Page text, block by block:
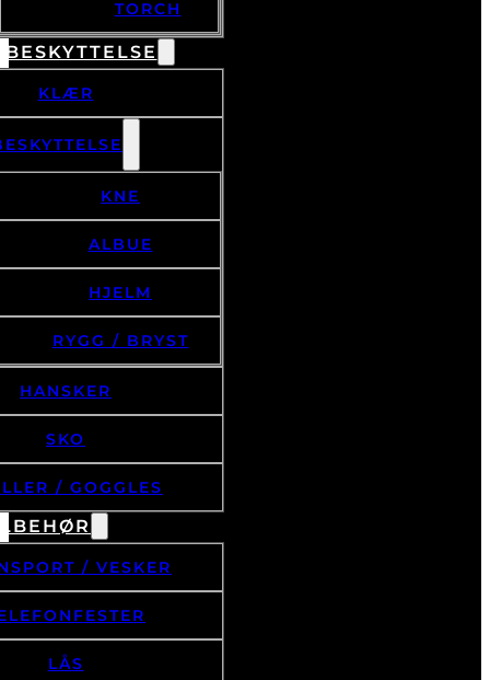
TORCH
KLÆR
KNE
ALBUE
HJELM
RYGG / BRYST
HANSKER
SKO
/ GOGGLES
/ VESKER